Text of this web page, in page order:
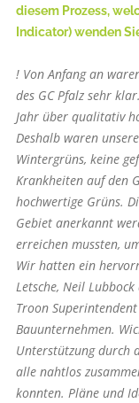
diesem Prozess,
Indicator) wenden
! Von Anfang an
des GC Pfalz sehr
Jahr über qualitativ
Deshalb waren
Wintergrüns, keine
Krankheiten auf den
hochwertige Grüns.
Gebiet anerkannt
erreichen mussten,
Wir hatten ein
Letsche, Neil
Troon
Bauunternehmen.
Unterstützung durch
alle nahtlos
konnten. Pläne und